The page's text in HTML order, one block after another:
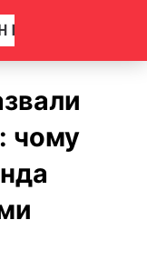
чому